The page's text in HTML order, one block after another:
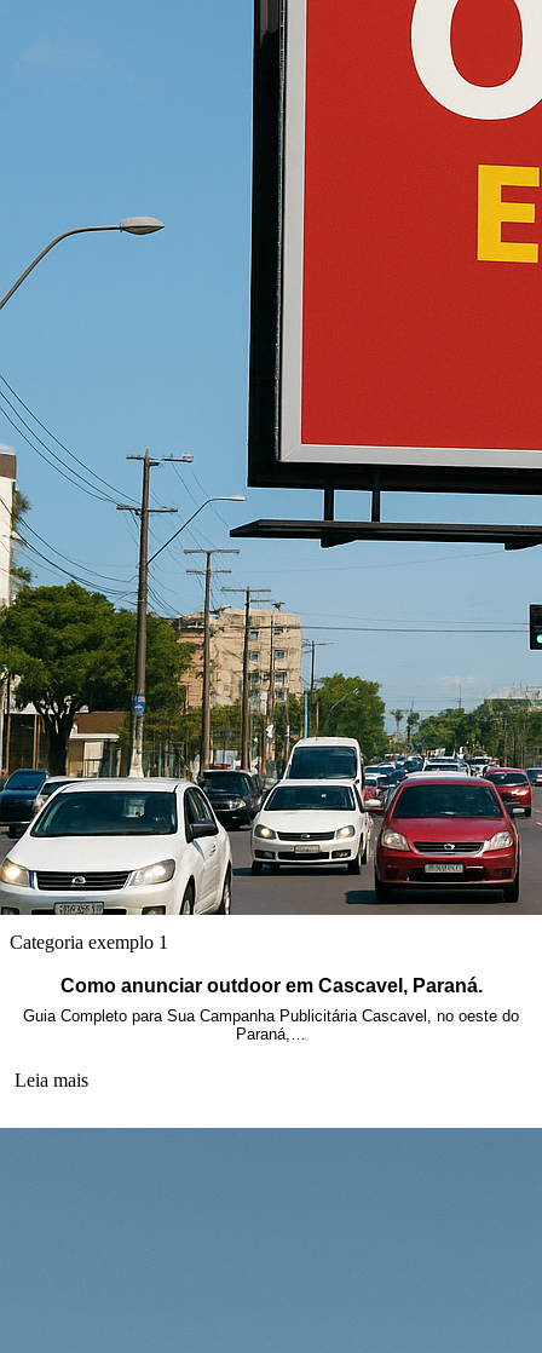
Categoria exemplo 1
Como anunciar outdoor em Cascavel, Paraná.
Guia Completo para Sua Campanha Publicitária Cascavel, no oeste do
Paraná,…
Leia mais